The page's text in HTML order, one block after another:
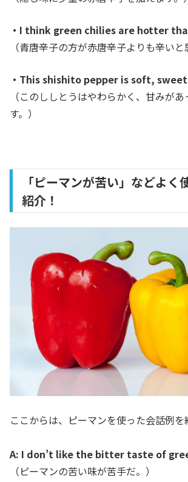
・I think green chilies are hotter
（青唐辛子の方が赤唐辛子よりも辛いと
・This shishito pepper is soft,
（このししとうはやわらかく、甘みが
す。）
「ピーマンが苦い」などよく
紹介！
ここからは、ピーマンを使った会話例を
A: I don’t like the bitter taste of
（ピーマンの苦い味が苦手だ。）